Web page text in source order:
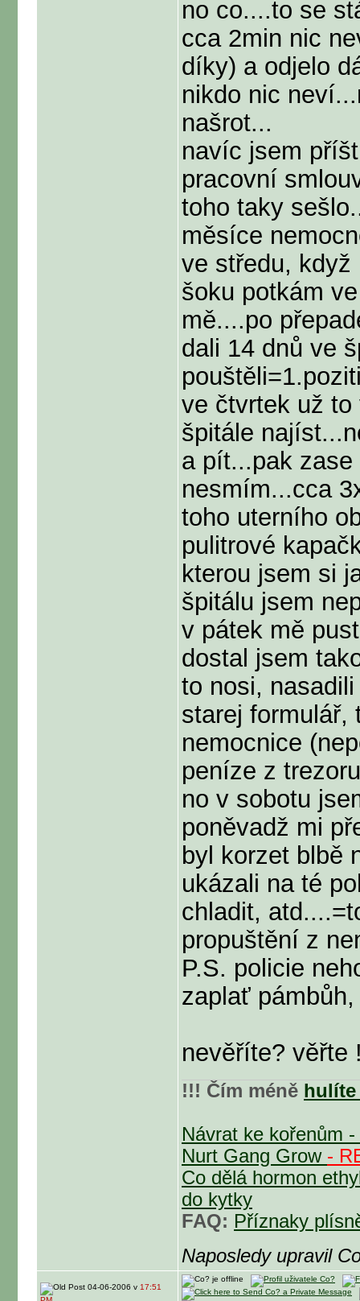
no co....to se
cca 2min nic
díky) a odjelo
nikdo nic
našrot...
navíc jsem
pracovní
toho taky
měsíce
ve středu, když
šoku potkám
mě....po
dali 14 dnů ve
ve čtvrtek už to
špitále
a pít...pak
nesmím...cca
toho uterního
pulitrové
kterou jsem si
špitálu jsem
v pátek mě
dostal jsem
to nosi,
starej formulář,
nemocnice
peníze z
no v sobotu
poněvadž mi
byl korzet blbě
ukázali na té
chladit,
propuštění z
P.S. policie
zaplať
nevěříte? věřte
!!! Čím méně
Návrat ke kořenům
Nurt Gang Grow -
Co dělá hormon
do kytky
FAQ: Příznaky
Naposledy upravil
04-06-2006 v 17:51